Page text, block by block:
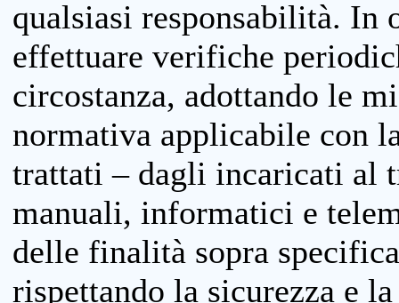
qualsiasi responsabilità. In
effettuare verifiche
circostanza, adottando le
normativa applicabile con
trattati – dagli incaricati al
manuali, informatici e
delle finalità sopra
rispettando la sicurezza e